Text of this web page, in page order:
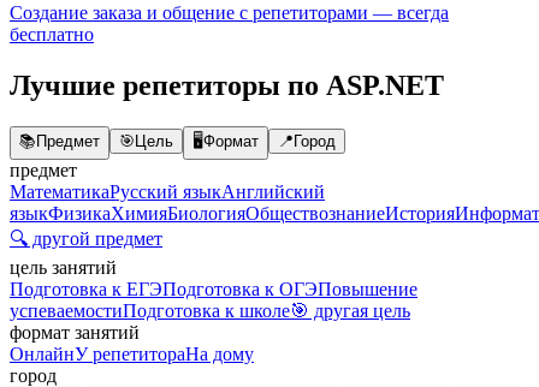
Создание заказа и общение с репетиторами — всегда
бесплатно
Лучшие репетиторы по ASP.NET
📚Предмет 🎯Цель 🖥️Формат 📍Город
предмет
МатематикаРусский языкАнглийский
языкФизикаХимияБиологияОбществознаниеИстория
🔍 другой предмет
цель занятий
Подготовка к ЕГЭПодготовка к ОГЭПовышение
успеваемостиПодготовка к школе🎯 другая цель
формат занятий
ОнлайнУ репетитораНа дому
город